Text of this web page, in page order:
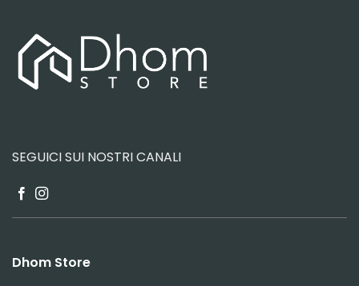
SEGUICI SUI NOSTRI CANALI
Dhom Store